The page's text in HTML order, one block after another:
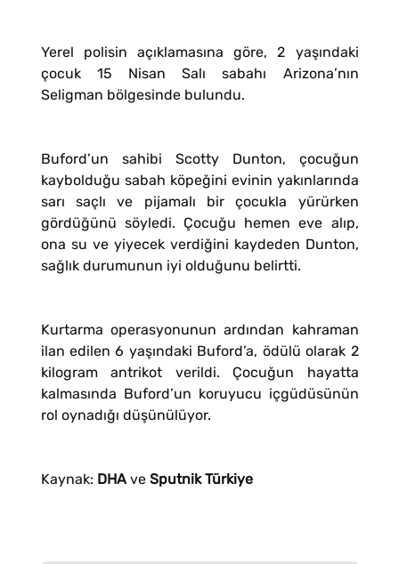
Yerel polisin açıklamasına göre, 2 yaşındaki
çocuk 15 Nisan Salı sabahı Arizona’nın
Seligman bölgesinde bulundu.
Buford’un sahibi Scotty Dunton, çocuğun
kaybolduğu sabah köpeğini evinin yakınlarında
sarı saçlı ve pijamalı bir çocukla yürürken
gördüğünü söyledi. Çocuğu hemen eve alıp,
ona su ve yiyecek verdiğini kaydeden Dunton,
sağlık durumunun iyi olduğunu belirtti.
Kurtarma operasyonunun ardından kahraman
ilan edilen 6 yaşındaki Buford’a, ödülü olarak 2
kilogram antrikot verildi. Çocuğun hayatta
kalmasında Buford’un koruyucu içgüdüsünün
rol oynadığı düşünülüyor.
Kaynak: DHAve Sputnik Türkiye